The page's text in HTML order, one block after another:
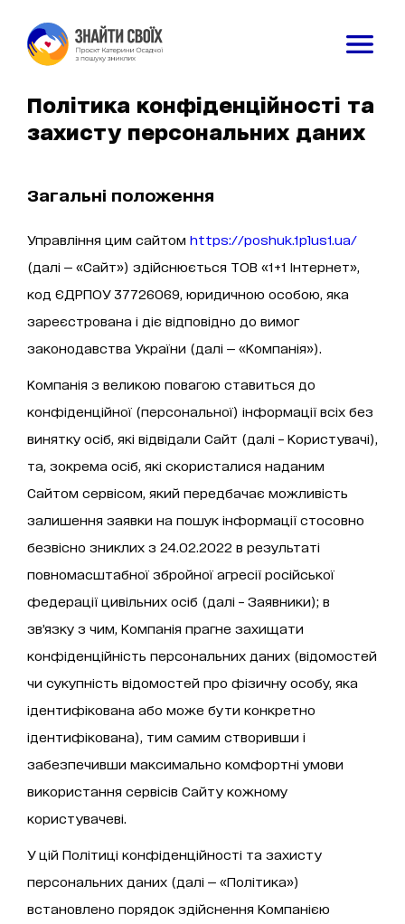
Політика конфіденційності та
захисту персональних даних
Загальні положення
Управління цим сайтом https://poshuk.1plus1.ua/
(далі — «Сайт») здійснюється ТОВ «1+1 Інтернет»,
код ЄДРПОУ 37726069, юридичною особою, яка
зареєстрована і діє відповідно до вимог
законодавства України (далі — «Компанія»).
Компанія з великою повагою ставиться до
конфіденційної (персональної) інформації всіх без
винятку осіб, які відвідали Сайт (далі – Користувачі),
та, зокрема осіб, які скористалися наданим
Сайтом сервісом, який передбачає можливість
залишення заявки на пошук інформації стосовно
безвісно зниклих з 24.02.2022 в результаті
повномасштабної збройної агресії російської
федерації цивільних осіб (далі – Заявники); в
зв’язку з чим, Компанія прагне захищати
конфіденційність персональних даних (відомостей
чи сукупність відомостей про фізичну особу, яка
ідентифікована або може бути конкретно
ідентифікована), тим самим створивши і
забезпечивши максимально комфортні умови
використання сервісів Сайту кожному
користувачеві.
У цій Політиці конфіденційності та захисту
персональних даних (далі — «Політика»)
встановлено порядок здійснення Компанією